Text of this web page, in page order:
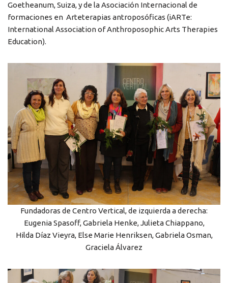
Goetheanum, Suiza, y de la Asociación Internacional de
formaciones en Arteterapias antroposóficas (iARTe:
International Association of Anthroposophic Arts Therapies
Education).
Fundadoras de Centro Vertical, de izquierda a derecha:
Eugenia Spasoff, Gabriela Henke, Julieta Chiappano,
Hilda Díaz Vieyra, Else Marie Henriksen, Gabriela Osman,
Graciela Álvarez